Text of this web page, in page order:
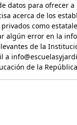
datos para ofrecer a
acerca de los
como
algún error en la
de la
a
de la